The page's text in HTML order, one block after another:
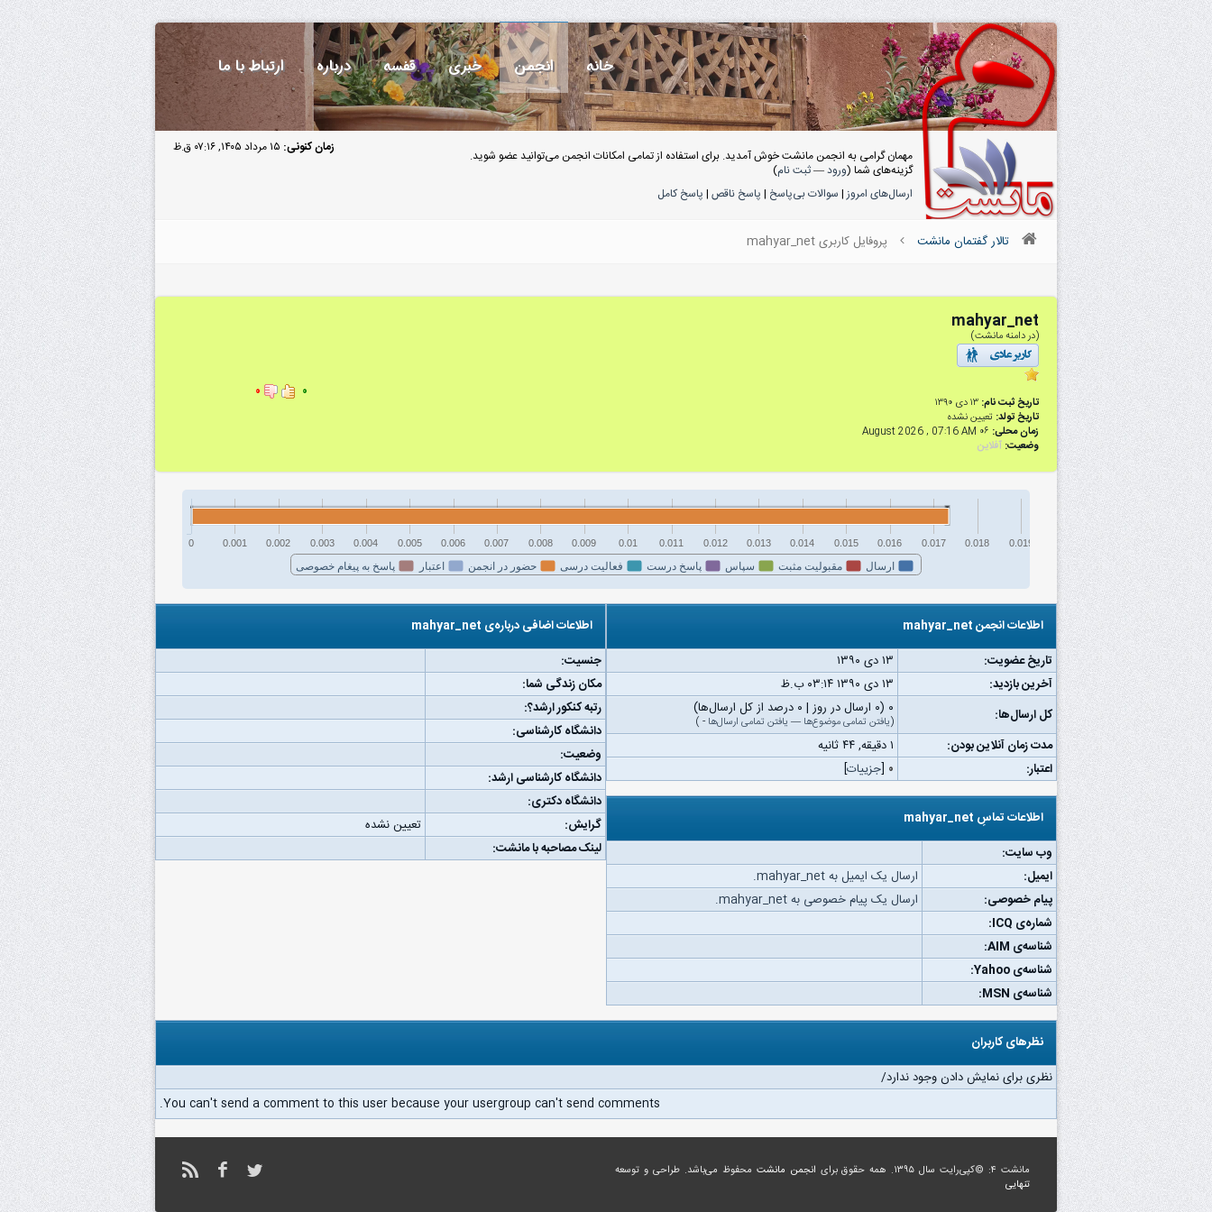
خانه انجمن خبری قفسه درباره ارتباط با ما
زمان کنونی: ۱۵ مرداد ۱۴۰۵, ۰۷:۱۶ ق.ظ
مهمان گرامی به انجمن مانشت خوش آمدید. برای استفاده از تمامی امکانات انجمن می‌توانید عضو شوید.
گزینه‌های شما (ورود—ثبت نام)
ارسال‌های امروز| سوالات بی‌پاسخ | پاسخ ناقص | پاسخ کامل
تالار گفتمان مانشت پروفایل کاربری mahyar_net
mahyar_net
(در دامنه مانشت)
تاریخ ثبت نام: ۱۳ دى ۱۳۹۰
تاریخ تولد: تعیین نشده
زمان محلی: ۰۶ August 2026 , 07:16 AM
وضعیت: آفلاین
۰ ۰
ارسال مقبولیت مثبت سپاس پاسخ درست فعالیت درسی حضور در انجمن اعتبار پاسخ به پیغام خصوصی
0 0.001 0.002 0.003 0.004 0.005 0.006 0.007 0.008 0.009 0.01 0.011 0.012 0.013 0.014 0.015 0.016 0.017 0.018 0.019
اطلاعات انجمن mahyar_net
تاریخ عضویت:
۱۳ دى ۱۳۹۰
آخرین بازدید:
۱۳ دى ۱۳۹۰ ۰۳:۱۴ ب.ظ
کل ارسال‌ها:
۰ (۰ ارسال در روز | ۰ درصد از کل ارسال‌ها)
(یافتن تمامی موضوع‌ها — یافتن تمامی ارسال‌ها -
)
مدت زمان آنلاین بودن:
۱ دقیقه, ۴۴ ثانیه
اعتبار:
۰ [جزییات]
اطلاعات تماسِ mahyar_net
وب‌ سایت:
ایمیل:
ارسال یک ایمیل به mahyar_net.
پیام خصوصی:
ارسال یک پیام خصوصی به mahyar_net.
شماره‌ی ICQ:
شناسه‌ی AIM:
شناسه‌ی Yahoo:
شناسه‌ی MSN:
اطلاعات اضافی درباره‌ی mahyar_net
جنسیت:
مکان زندگی شما:
رتبه کنکور ارشد؟:
دانشگاه کارشناسی:
وضعیت:
دانشگاه کارشناسی ارشد:
دانشگاه دکتری:
گرایش:
تعیین نشده
لینک مصاحبه با مانشت:
نظرهای کاربران
نظری برای نمایش دادن وجود ندارد/
You can't send a comment to this user because your usergroup can't send comments.
مانشت ۴: ©کپی‌رایت سال ۱۳۹۵. همه حقوق برای انجمن مانشت محفوظ می‌باشد. طراحی و توسعه
تنهایی